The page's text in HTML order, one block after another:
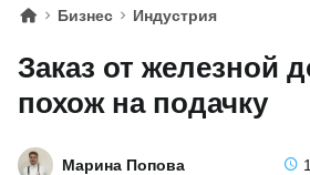
Бизнес Индустрия
Заказ от железной
похож на подачку
Марина Попова